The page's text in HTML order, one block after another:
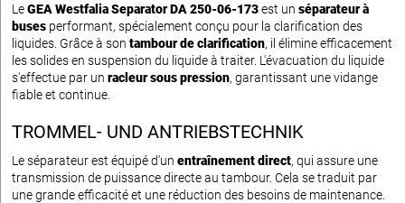
LeGEA Westfalia Separator DA 250-06-173est un séparateur à
buses performant, spécialement conçu pour la clarification des
liquides. Grâce à son tambour de clarification, il élimine efficacement
les solides en suspension du liquide à traiter. L'évacuation du liquide
s'effectue par un racleur sous pression, garantissant une vidange
fiable et continue.
TROMMEL- UND ANTRIEBSTECHNIK
Le séparateur est équipé d'un entraînement direct, qui assure une
transmission de puissance directe au tambour. Cela se traduit par
une grande efficacité et une réduction des besoins de maintenance.